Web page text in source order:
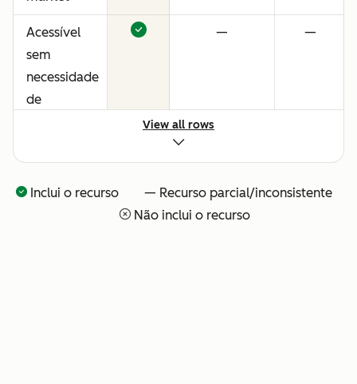
Acessível
sem
necessidade
de
configuração
técnica
— —
—
View all rows
Inclui o recurso — Recurso parcial/inconsistente
Não inclui o recurso